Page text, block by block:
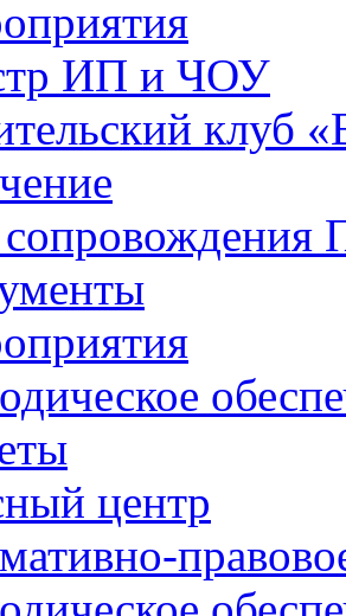
ИП и ЧОУ
клуб
центр